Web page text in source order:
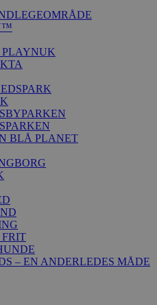
BLÅ PLANET
– EN ANDERLEDES MÅDE